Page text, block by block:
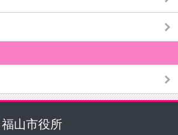
福山市役所